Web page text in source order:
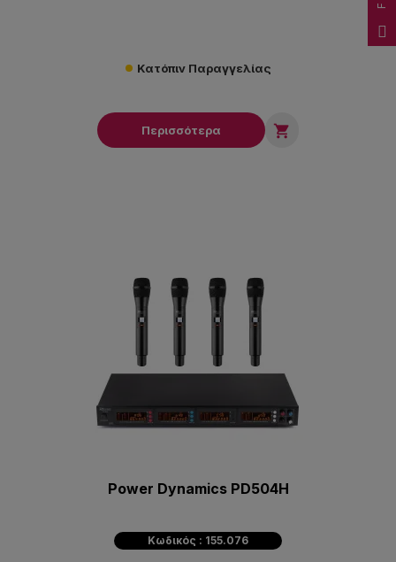
Κατόπιν Παραγγελίας
Περισσότερα 
Power Dynamics PD504H
Κωδικός : 155.076